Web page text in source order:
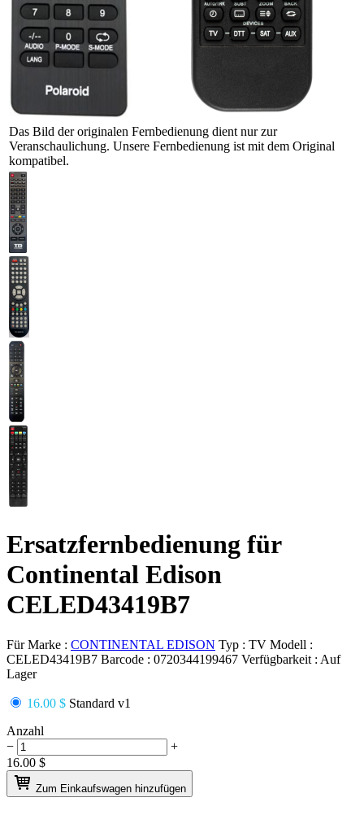
Das Bild der originalen Fernbedienung dient nur zur
Veranschaulichung. Unsere Fernbedienung ist mit dem Original
kompatibel.
Ersatzfernbedienung für
Continental Edison
CELED43419B7
Für Marke : CONTINENTAL EDISON Typ : TV Modell :
CELED43419B7 Barcode : 0720344199467 Verfügbarkeit : Auf
Lager
16.00 $ Standard v1
Anzahl
−
+
16.00 $
Zum Einkaufswagen hinzufügen